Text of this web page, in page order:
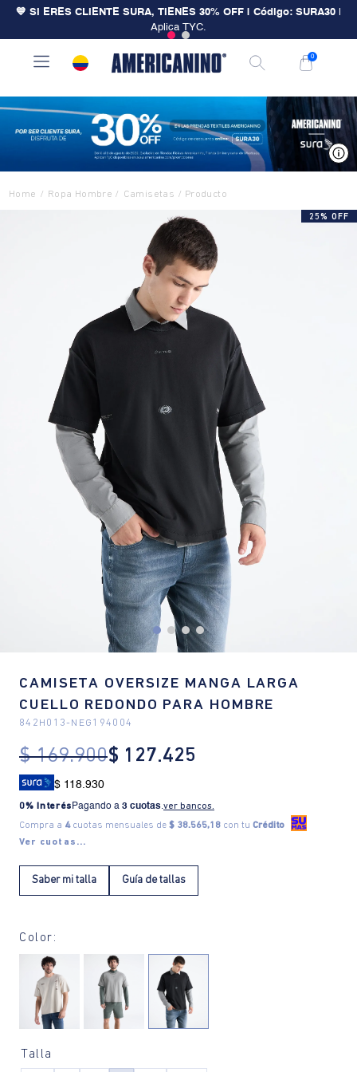
💙 SI ERES CLIENTE SURA, TIENES 30% OFF | Código: SURA30
Aplica TYC.
0
Ropa Hombre Camisetas
25% OFF
CAMISETA OVERSIZE MANGA LARGA
CUELLO REDONDO PARA HOMBRE
842H013- NEG194004
$ 169.900$ 127.425
$ 118.930
0% InterésPagando a 3 cuotas.ver bancos.
Compra a 4cuotas mensuales de $ 38.565,18 con tu Crédito
Ver cuotas...
Saber mi talla Guía de tallas
Color:
Talla